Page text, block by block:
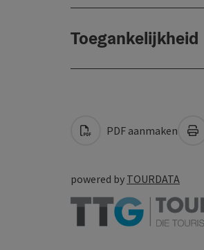
Toegankelijkheid
PDF aanmaken
powered by TOURDATA